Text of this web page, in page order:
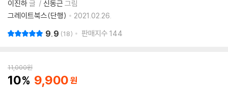
이진하글 신동근 그림
그레이트북스(단행)
2021.02.26.
9.9 18 판매지수 144
11,000원
10 9,900